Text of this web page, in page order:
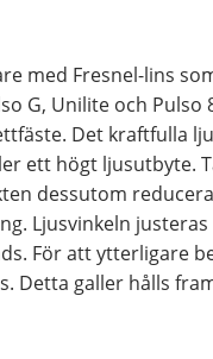
med Fresnel-lins
G, Unilite och
Det kraftfulla
ett högt ljusutbyte.
dessutom
Ljusvinkeln
För att ytterligare
Detta galler hålls